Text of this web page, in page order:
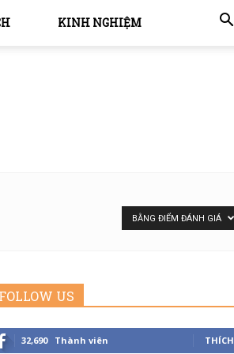
KINH NGHIỆM
BẰNG ĐIỂM ĐÁNH GIÁ
US
32,690 Thành viên THÍCH